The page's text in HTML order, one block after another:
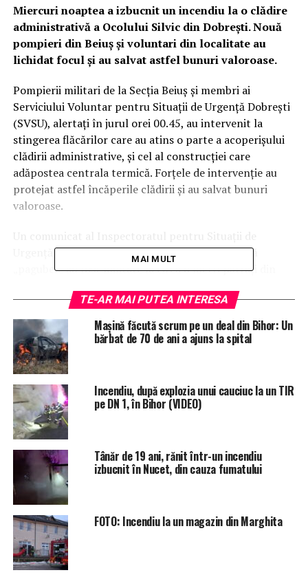
Miercuri noaptea a izbucnit un incendiu la o clădire
administrativă a Ocolului Silvic din Dobreşti. Nouă
pompieri din Beiuş şi voluntari din localitate au
lichidat focul şi au salvat astfel bunuri valoroase.
Pompierii militari de la Secţia Beiuş şi membri ai
Serviciului Voluntar pentru Situații de Urgență Dobrești
(SVSU), alertaţi în jurul orei 00.45, au intervenit la
stingerea flăcărilor care au atins o parte a acoperişului
clădirii administrative, şi cel al construcţiei care
adăpostea centrala termică. Forţele de intervenţie au
protejat astfel încăperile clădirii şi au salvat bunuri
valoroase.
Urgenţă „Crişana” al judeţului Bihor precizează că
„pagubele au fost limitate la circa 8 metri pătrați din
metri pătrați din acoperișul clădirii administrative și
circa 6 metri pătrați izolație polistiren”.
Cauza probabilă a incendiului pare a fi „un scurtcircuit
de la un cablu electric defect sau neizolat
corespunzător”, adaugă acelaşi comunicat.
Pompierii recomandă printre altele verificarea periodică
a cablurilor electrice, schimbarea acestora când sunt
utilizarea aparatelor conform indicaţiilor
producătorului, păstrarea la îndemână a unui stingător
cu pulbere şi nu cu soluţie lichidă. Toate acestea pentru
ETICHETE:
ISU CRISANA
MAI MULT
TE-AR MAI PUTEA INTERESA
Mașină făcută scrum pe un deal din Bihor: Un
bărbat de 70 de ani a ajuns la spital
Incendiu, după explozia unui cauciuc la un TIR
pe DN 1, în Bihor (VIDEO)
Tânăr de 19 ani, rănit într-un incendiu
izbucnit în Nucet, din cauza fumatului
FOTO: Incendiu la un magazin din Marghita